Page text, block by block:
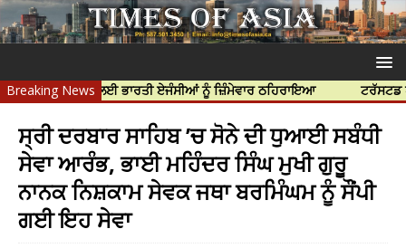
Breaking News
ਹੱਤਿਆ ਲਈ ਭਾਰਤੀ ਏਜੰਸੀਆਂ ਨੂੰ ਜ਼ਿੰਮੇਵਾਰ ਠਹਿਰਾਇਆ ਟਰੱਸਟਡ ਪ੍ਰੋਫੈਸ਼ਨਲ
ਸ੍ਰੀ ਦਰਬਾਰ ਸਾਹਿਬ ’ਚ ਸੋਨੇ ਦੀ ਧੁਆਈ ਸਬੰਧੀ
ਸੇਵਾ ਆਰੰਭ, ਭਾਈ ਮਹਿੰਦਰ ਸਿੰਘ ਮੁਖੀ ਗੁਰੂ
ਨਾਨਕ ਨਿਸ਼ਕਾਮ ਸੇਵਕ ਜਥਾ ਬਰਮਿੰਘਮ ਨੂੰ ਸੌਂਪੀ
ਗਈ ਇਹ ਸੇਵਾ